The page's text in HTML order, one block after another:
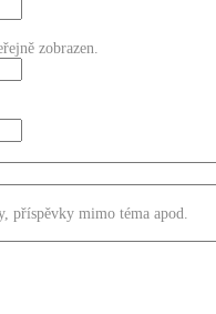
zobrazen.
příspěvky mimo téma apod.